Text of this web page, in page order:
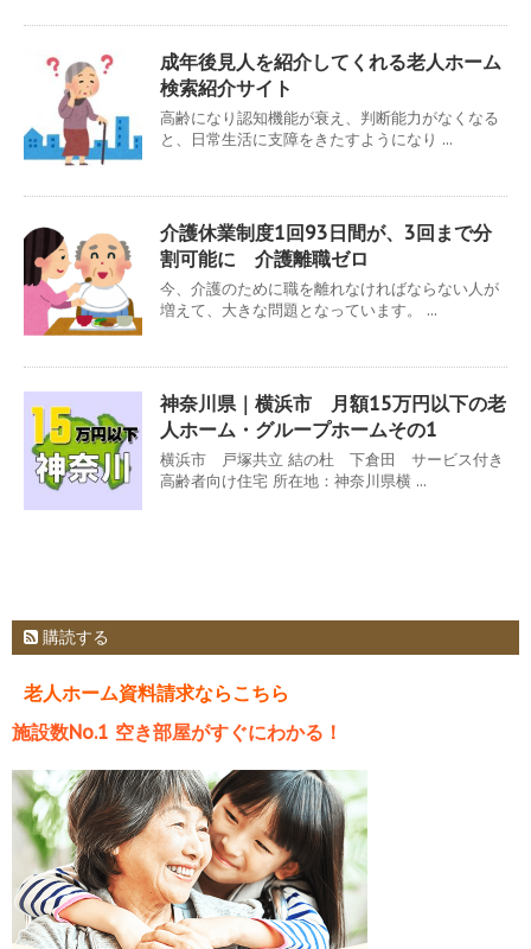
成年後見人を紹介してくれる老人ホーム
検索紹介サイト
高齢になり認知機能が衰え、判断能力がなくなる
と、日常生活に支障をきたすようになり ...
介護休業制度1回93日間が、3回まで分
割可能に 介護離職ゼロ
今、介護のために職を離れなければならない人が
増えて、大きな問題となっています。 ...
神奈川県｜横浜市 月額15万円以下の老
人ホーム・グループホームその1
横浜市 戸塚共立 結の杜 下倉田 サービス付き
高齢者向け住宅 所在地：神奈川県横 ...
購読する
老人ホーム資料請求ならこちら
施設数No.1 空き部屋がすぐにわかる！